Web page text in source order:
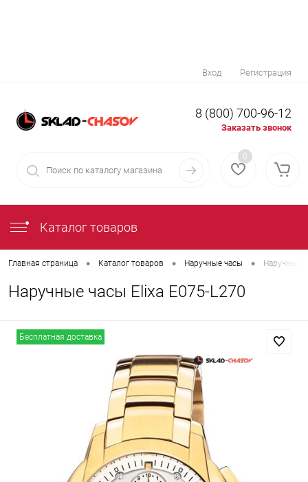
Вход Регистрация
8 (800) 700-96-12
Заказать звонок
0
Каталог товаров
Главная страница • Каталог товаров • Наручные часы • Наручные
Наручные часы Elixa E075-L270
Бесплатная доставка